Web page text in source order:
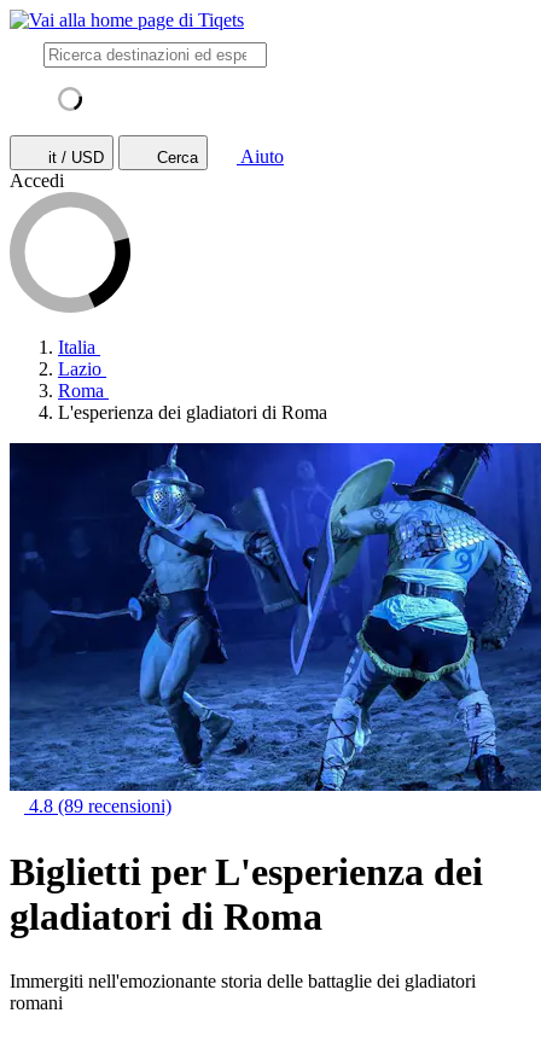
it / USD Cerca
Aiuto
Accedi
Italia
Lazio
Roma
L'esperienza dei gladiatori di Roma
4.8 (89 recensioni)
Biglietti per L'esperienza dei
gladiatori di Roma
Immergiti nell'emozionante storia delle battaglie dei gladiatori
romani